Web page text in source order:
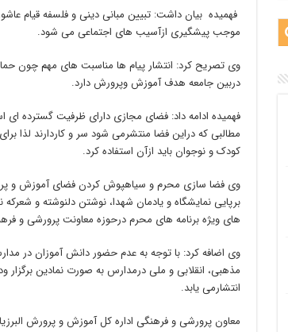
فهمیده بیان داشت: تبیین مبانی دینی و فلسفه قیام
موجب پیشگیری ازآسیب های اجتماعی می شود.
وی تصریح کرد: انتشار پیام ها مناسبت های مهم چون
دربین جامعه هدف آموزش وپرورش دارد.
فهمیده ادامه داد: فضای مجازی دارای ظرفیت گسترده ای
مطالبی که دراین فضا منتشرمی شود سر و کاردارند لذا
کودک و نوجوان باید ازآن استفاده کرد.
وی فضا سازی محرم و سیاهپوش کردن فضای آموزش و
برپایی نمایشگاه و یادمان شهدا، نوشتن دلنوشته و شعرکه
های ویژه برنامه های محرم درحوزه معاونت پرورشی و
وی اضافه کرد: با توجه به عدم حضور دانش آموزان در
مذهبی، انقلابی و ملی درمدارس به صورت نمادین
انتشارمی یابد.
معاون پرورشی و فرهنگی اداره کل آموزش و پرورش